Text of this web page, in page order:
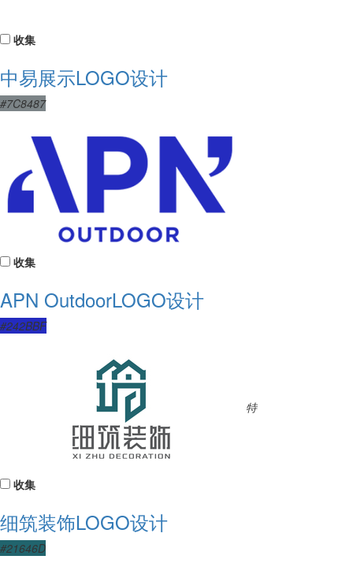
收集
中易展示LOGO设计
#7C8487
收集
APN OutdoorLOGO设计
#242BBF
特
收集
细筑装饰LOGO设计
#21646D